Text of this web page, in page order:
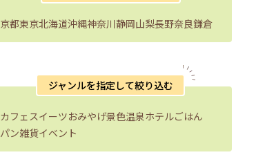
京都東京北海道沖縄神奈川静岡山梨長野奈良鎌倉
ジャンルを指定して絞り込む
カフェスイーツおみやげ景色温泉ホテルごはん
パン雑貨イベント